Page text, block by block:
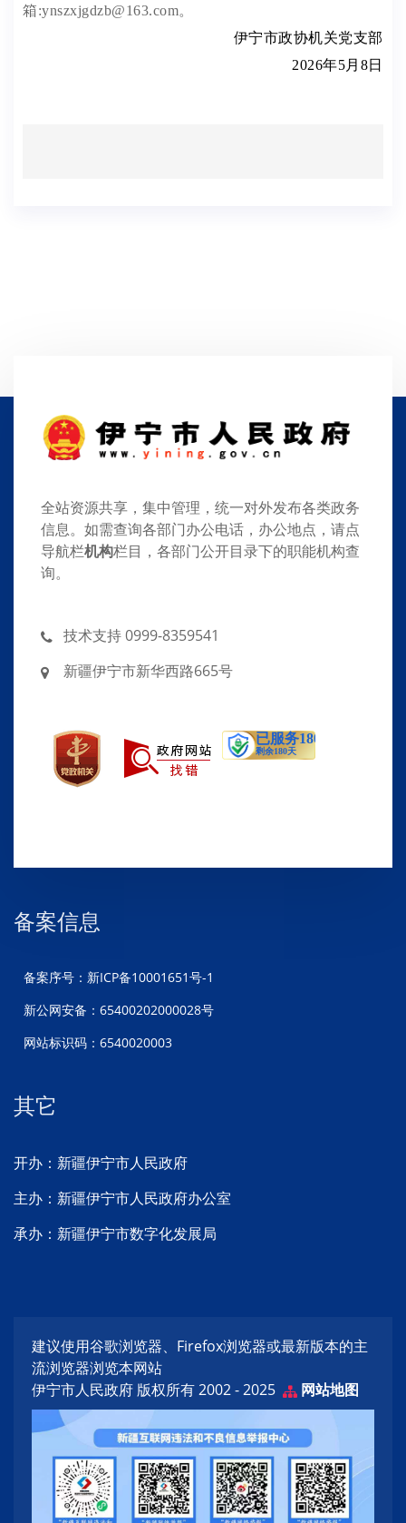
箱:ynszxjgdzb@163.com。
伊宁市政协机关党支部
2026年5月 8日
全站资源共享，集中管理，统一对外发布各类政务
信息。如需查询各部门办公电话，办公地点，请点
导航栏机构栏目，各部门公开目录下的职能机构查
询。
技术支持 0999-8359541
新疆伊宁市新华西路665号
备案信息
备案序号：新ICP备10001651号-1
新公网安备：65400202000028号
网站标识码：6540020003
其它
开办：新疆伊宁市人民政府
主办：新疆伊宁市人民政府办公室
承办：新疆伊宁市数字化发展局
建议使用谷歌浏览器、Firefox浏览器或最新版本的主
流浏览器浏览本网站
伊宁市人民政府 版权所有 2002 - 2025
网站地图